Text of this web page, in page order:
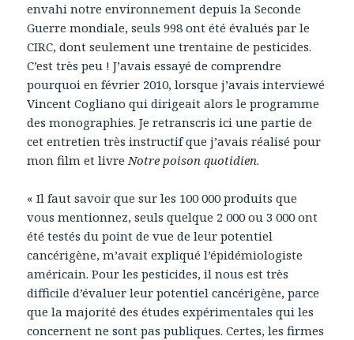
envahi notre environnement depuis la Seconde
Guerre mondiale, seuls 998 ont été évalués par le
CIRC, dont seulement une trentaine de pesticides.
C’est très peu ! J’avais essayé de comprendre
pourquoi en février 2010, lorsque j’avais interviewé
Vincent Cogliano qui dirigeait alors le programme
des monographies. Je retranscris ici une partie de
cet entretien très instructif que j’avais réalisé pour
mon film et livreNotre poison quotidien.
« Il faut savoir que sur les 100 000 produits que
vous mentionnez, seuls quelque 2 000 ou 3 000 ont
été testés du point de vue de leur potentiel
cancérigène, m’avait expliqué l’épidémiologiste
américain. Pour les pesticides, il nous est très
difficile d’évaluer leur potentiel cancérigène, parce
que la majorité des études expérimentales qui les
concernent ne sont pas publiques. Certes, les firmes